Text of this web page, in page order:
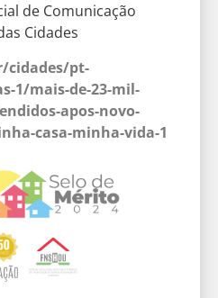
de Comunicação
Cidades
cidades/pt-
1/mais-de-23-mil-
apos-novo-
casa-minha-vida-1